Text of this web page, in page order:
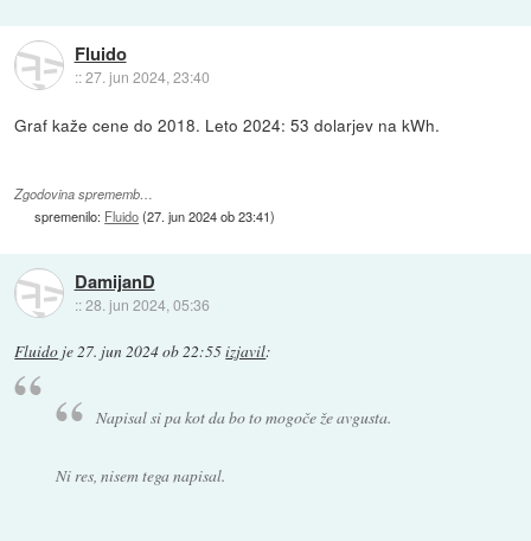
Fluido
::27. jun 2024, 23:40
Graf kaže cene do 2018. Leto 2024: 53 dolarjev na kWh.
Zgodovina sprememb…
spremenilo: Fluido(27. jun 2024 ob 23:41)
DamijanD
::28. jun 2024, 05:36
Fluido je27. jun 2024 ob 22:55izjavil:
Napisal si pa kot da bo to mogoče že avgusta.
Ni res, nisem tega napisal.